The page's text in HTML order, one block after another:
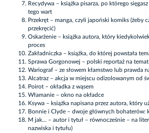
Recydywa – książka pisarza, po którego
tego wart
Przekręt – manga, czyli japoński komiks (żeby
przekręcić)
Oskarżenie – książka autora, który
proces
Zakładniczka – książka, do której powstała
Sprawa Gorgonowej – polski reportaż na
Wariograf – ze słowem kłamstwo lub prawda
Alcatraz – akcja w miejscu odizolowanym od
Poirot – okładka z wąsem
Włamanie – okno na okładce
Ksywa – książka napisana przez autora, który
Bonnie i Clyde – dwoje głównych bohaterów:
M jak… – autor i tytuł – równocześnie – na
nazwiska i tytułu)